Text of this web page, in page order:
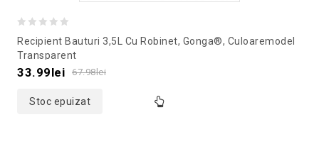
out
of
Recipient Bauturi 3,5L Cu Robinet, Gonga®, Culoaremodel
Transparent
67.98lei
33.99lei
Stoc epuizat